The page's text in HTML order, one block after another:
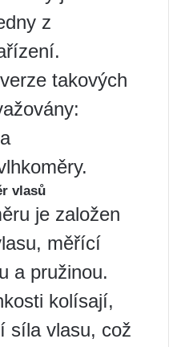
z
takových
vlasů
je založen
měřící
a pružinou.
kolísají,
síla vlasu, což